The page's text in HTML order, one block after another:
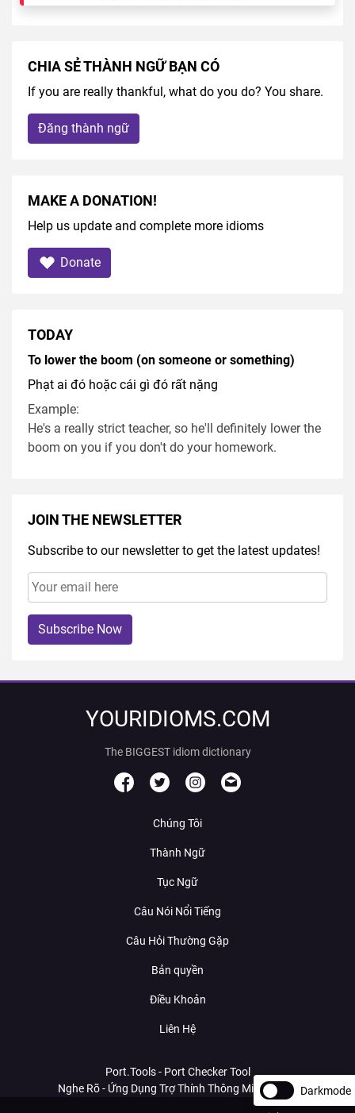
CHIA SẺ THÀNH NGỮ BẠN CÓ
If you are really thankful, what do you do? You share.
Đăng thành ngữ
MAKE A DONATION!
Help us update and complete more idioms
Donate
TODAY
To lower the boom (on someone or something)
Phạt ai đó hoặc cái gì đó rất nặng
Example:
He's a really strict teacher, so he'll definitely lower the
boom on you if you don't do your homework.
JOIN THE NEWSLETTER
Subscribe to our newsletter to get the latest updates!
Subscribe Now
YOURIDIOMS.COM
The BIGGEST idiom dictionary
Chúng Tôi
Thành Ngữ
Tục Ngữ
Câu Nói Nổi Tiếng
Câu Hỏi Thường Gặp
Bản quyền
Điều Khoản
Liên Hệ
Port.Tools - Port Checker Tool
Nghe Rõ - Ứng Dụng Trợ Thính Thông Minh Với AI Darkmode